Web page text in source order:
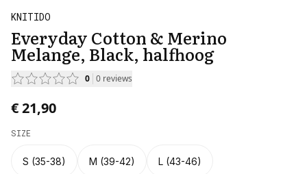
KNITIDO
Everyday Cotton & Merino
Melange, Black, halfhoog
0 0 reviews
€ 21,90
SIZE
S (35-38) M (39-42) L (43-46)